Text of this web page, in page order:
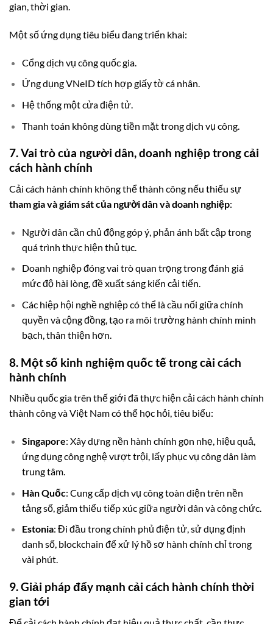
gian, thời gian.
Một số ứng dụng tiêu biểu đang triển khai:
Cổng dịch vụ công quốc gia.
Ứng dụng VNeID tích hợp giấy tờ cá nhân.
Hệ thống một cửa điện tử.
Thanh toán không dùng tiền mặt trong dịch vụ công.
7. Vai trò của người dân, doanh nghiệp trong cải
cách hành chính
Cải cách hành chính không thể thành công nếu thiếu sự
tham gia và giám sát của người dân và doanh nghiệp:
Người dân cần chủ động góp ý, phản ánh bất cập trong
quá trình thực hiện thủ tục.
Doanh nghiệp đóng vai trò quan trọng trong đánh giá
mức độ hài lòng, đề xuất sáng kiến cải tiến.
Các hiệp hội nghề nghiệp có thể là cầu nối giữa chính
quyền và cộng đồng, tạo ra môi trường hành chính minh
bạch, thân thiện hơn.
8. Một số kinh nghiệm quốc tế trong cải cách
hành chính
Nhiều quốc gia trên thế giới đã thực hiện cải cách hành chính
thành công và Việt Nam có thể học hỏi, tiêu biểu:
Singapore: Xây dựng nền hành chính gọn nhẹ, hiệu quả,
ứng dụng công nghệ vượt trội, lấy phục vụ công dân làm
trung tâm.
Hàn Quốc: Cung cấp dịch vụ công toàn diện trên nền
tảng số, giảm thiểu tiếp xúc giữa người dân và công chức.
Estonia: Đi đầu trong chính phủ điện tử, sử dụng định
danh số, blockchain để xử lý hồ sơ hành chính chỉ trong
vài phút.
9. Giải pháp đẩy mạnh cải cách hành chính thời
gian tới